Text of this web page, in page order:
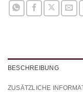
BESCHREIBUNG
ZUSÄTZLICHE